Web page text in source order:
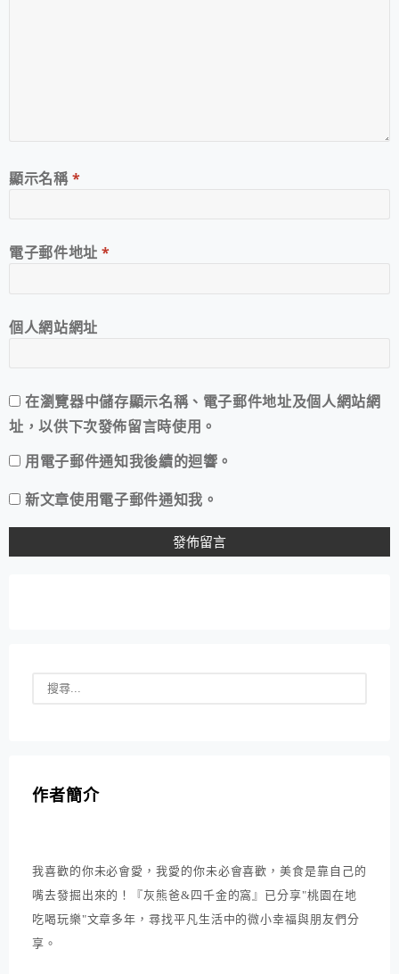
顯示名稱*
電子郵件地址*
個人網站網址
在瀏覽器中儲存顯示名稱、電子郵件地址及個人網站網
址，以供下次發佈留言時使用。
用電子郵件通知我後續的迴響。
新文章使用電子郵件通知我。
作者簡介
我喜歡的你未必會愛，我愛的你未必會喜歡，美食是靠自己的
嘴去發掘出來的！『灰熊爸&四千金的窩』已分享"桃園在地
吃喝玩樂"文章多年，尋找平凡生活中的微小幸福與朋友們分
享。